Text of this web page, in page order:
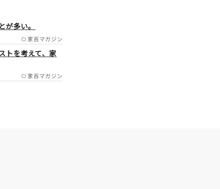
家百マガジン
が多い。
家百マガジン
トを考えて、家